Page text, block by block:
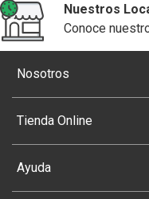
Nuestros
Conoce
Nosotros
Tienda Online
Ayuda